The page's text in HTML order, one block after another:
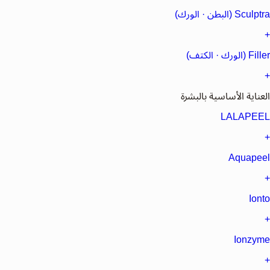
Sculptra (البطن · الورك)
+
Filler (الورك · الكتف)
+
العناية الأساسية بالبشرة
LALAPEEL
+
Aquapeel
+
Ionto
+
Ionzyme
+